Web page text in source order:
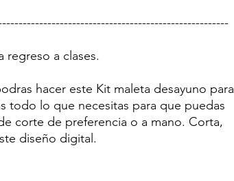
regreso a clases.
hacer este Kit maleta desayuno para
todo lo que necesitas para que puedas
corte de preferencia o a mano. Corta,
diseño digital.